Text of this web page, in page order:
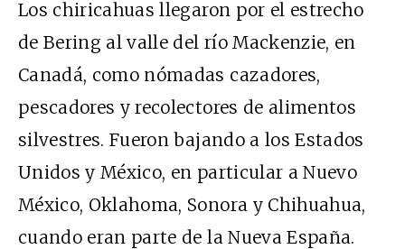
Los chiricahuas llegaron por el estrecho
de Bering al valle del río Mackenzie, en
Canadá, como nómadas cazadores,
pescadores y recolectores de alimentos
silvestres. Fueron bajando a los Estados
Unidos y México, en particular a Nuevo
México, Oklahoma, Sonora y Chihuahua,
cuando eran parte de la Nueva España.